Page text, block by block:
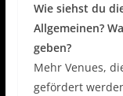
Wie siehst du
Allgemeinen?
geben?
Mehr Venues,
gefördert